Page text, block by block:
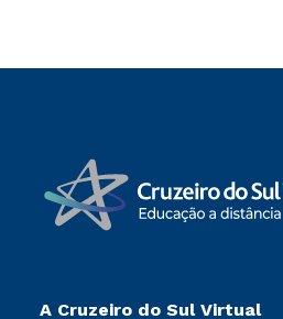
A Cruzeiro do Sul Virtual